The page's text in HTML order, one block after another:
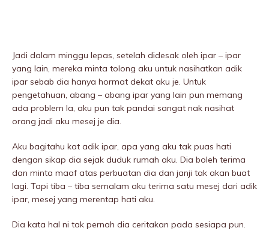
Jadi dalam minggu lepas, setelah didesak oleh ipar – ipar
yang lain, mereka minta tolong aku untuk nasihatkan adik
ipar sebab dia hanya hormat dekat aku je. Untuk
pengetahuan, abang – abang ipar yang lain pun memang
ada problem la, aku pun tak pandai sangat nak nasihat
orang jadi aku mesej je dia.
Aku bagitahu kat adik ipar, apa yang aku tak puas hati
dengan sikap dia sejak duduk rumah aku. Dia boleh terima
dan minta maaf atas perbuatan dia dan janji tak akan buat
lagi. Tapi tiba – tiba semalam aku terima satu mesej dari adik
ipar, mesej yang merentap hati aku.
Dia kata hal ni tak pernah dia ceritakan pada sesiapa pun.